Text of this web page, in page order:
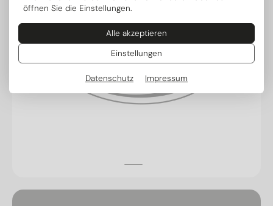
öffnen Sie die Einstellungen.
Alle akzeptieren
Einstellungen
Datenschutz Impressum